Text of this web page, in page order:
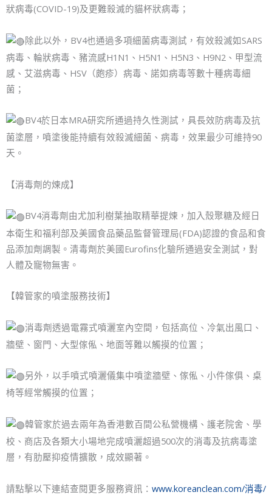
狀病毒(COVID-19)及更難殺滅的貓杯狀病毒；
除此以外，BV4也通過多項細菌病毒測試，有效殺滅如SARS
病毒、輪狀病毒、豬流感H1N1、H5N1、H5N3、H9N2、甲型流
感、艾滋病毒、HSV（皰疹）病毒、諾如病毒等數十種病毒細
菌；
BV4於日本MRA研究所通過持久性測試，具長效防病毒及抗
菌塗層，噴塗後能持續有效殺滅細菌、病毒，效果最少可維持90
天。
【消毒劑的煉成】
BV4消毒劑由尤加利樹葉抽取精華提煉，加入殼聚糖及經日
本衛生和福利部及美國食品藥品監督管理局(FDA)認證的食品和食
品添加劑調製。清毒劑於美國Eurofins化驗所通過安全測試，對
人體及寵物無害。
【韓管家的噴塗服務技術】
消毒劑透過電霧式噴灑室內空間，包括高位、冷氣出風口、
牆壁、窗門、大型傢俬、地面等難以觸摸的位置；
另外，以手噴式噴灑儀集中噴塗牆壁、傢俬、小件傢俱、桌
椅等經常觸摸的位置；
韓管家於過去兩年為香港數百間公私營機構、護老院舍、學
校、商店及各類大小場地完成噴灑超過500次的消毒及抗病毒塗
層，有肋壓抑疫情擴散，成效顯著。
請點擊以下連結查閱更多服務資訊： www.koreanclean.com/消毒/